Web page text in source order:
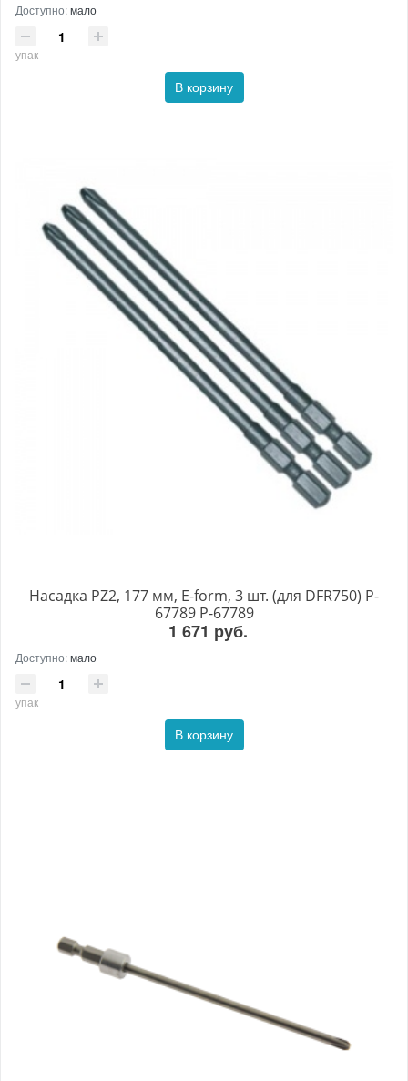
Доступно:мало
упак
В корзину
Насадка PZ2, 177 мм, E-form, 3 шт. (для DFR750) P-
67789 P-67789
1 671 руб.
Доступно:мало
упак
В корзину